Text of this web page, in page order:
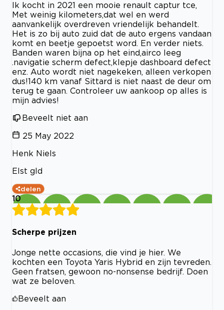
Ik kocht in 2021 een mooie renault captur tce,
Met weinig kilometers,dat wel en werd
aanvankelijk overdreven vriendelijk behandelt.
Het is zo bij auto zuid dat de auto ergens vandaan
komt en beetje gepoetst word. En verder niets.
Banden waren bijna op het eind,airco leeg
.navigatie scherm defect,klepje dashboard defect
enz. Auto wordt niet nagekeken, alleen verkopen
dus!140 km vanaf Sittard is niet naast de deur om
terug te gaan. Controleer uw aankoop op alles is
mijn advies!
Beveelt niet aan
25 May 2022
Henk Niels
Elst gld
delen
10
Scherpe prijzen
Jonge nette occasions, die vind je hier. We
kochten een Toyota Yaris Hybrid en zijn tevreden.
Geen fratsen, gewoon no-nonsense bedrijf. Doen
wat ze beloven.
Beveelt aan